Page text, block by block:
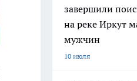
завершили
на реке Иркут
мужчин
10 июля